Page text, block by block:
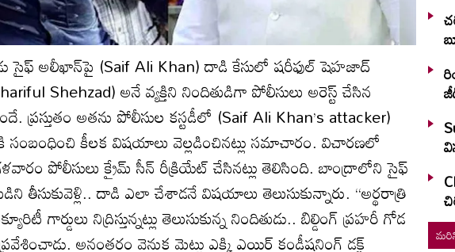
సైఫ్‌ అలీఖాన్‌పై (Saif Ali Khan) దాడి కేసులో షరీఫుల్‌ షెహజాద్‌
Shehzad) అనే వ్యక్తిని నిందితుడిగా పోలీసులు అరెస్ట్‌ చేసిన
ప్రస్తుతం అతను పోలీసుల కస్టడీలో (Saif Ali Khan’s attacker)
సంబంధించి కీలక విషయాలు వెల్లడించినట్లు సమాచారం. విచారణలో
పోలీసులు క్రేౖమ్‌ సీన్‌ రీక్రియేట్‌ చేసినట్లు తెలిసింది. బాంద్రాలోని సైఫ్‌
తీసుకువెళ్లి.. దాడి ఎలా చేశాడనే విషయాలు తెలుసుకున్నారు. ‘‘అర్థరాత్రి
గార్డులు నిద్రిస్తున్నట్లు తెలుసుకున్న నిందితుడు.. బిల్డింగ్‌ ప్రహరీ గోడ
అనంతరం వెనుక మెట్లు ఎక్కి ఎయిర్‌ కండీషనింగ్‌ డక్ట్‌